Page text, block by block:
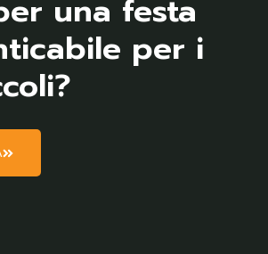
una festa
per i